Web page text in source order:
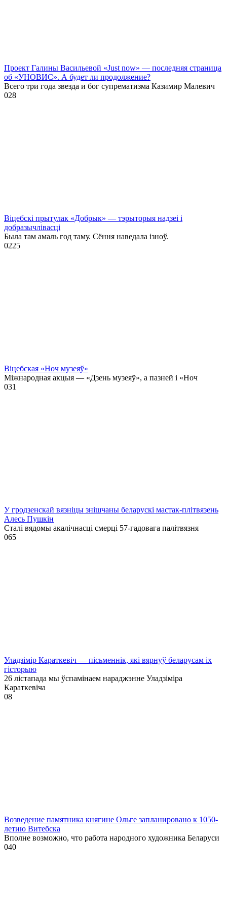
Проект Галины Васильевой «Just now» — последняя страница
об «УНОВИС». А будет ли продолжение?
Всего три года звезда и бог супрематизма Казимир Малевич
028
Віцебскі прытулак «‎Добрык»‎ — тэрыторыя надзеі і
добразычлівасці
Была там амаль год таму. Сёння наведала ізноў.
0225
Віцебская «Ноч музеяў»
Міжнародная акцыя — «Дзень музеяў», а пазней і «Ноч
031
У гродзенскай вязніцы знішчаны беларускі мастак-плітвязень
Алесь Пушкін
Сталі вядомы акалічнасці смерці 57-гадовага палітвязня
065
Уладзімір Караткевіч — пісьменнік, які вярнуў беларусам іх
гісторыю
26 лістапада мы ўспамінаем нараджэнне Уладзіміра
Караткевіча
08
Возведение памятника княгине Ольге запланировано к 1050-
летию Витебска
Вполне возможно, что работа народного художника Беларуси
040